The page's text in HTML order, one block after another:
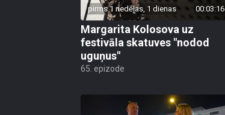
pirms 1 nedēļas, 1 dienas 00:03:16
Margarita Kolosova uz
festivāla skatuves "nodod
uguņus"
65. epizode